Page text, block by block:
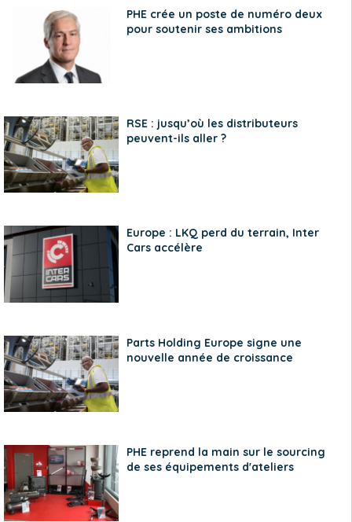
PHE crée un poste de numéro deux
pour soutenir ses ambitions
RSE : jusqu’où les distributeurs
peuvent-ils aller ?
Europe : LKQ perd du terrain, Inter
Cars accélère
Parts Holding Europe signe une
nouvelle année de croissance
PHE reprend la main sur le sourcing
de ses équipements d'ateliers